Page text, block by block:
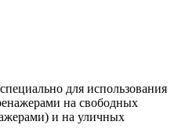
для использования
на свободных
и на уличных